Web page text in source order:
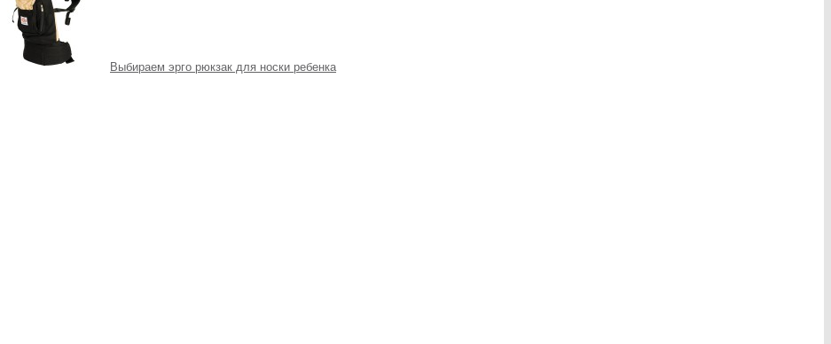
Выбираем эрго рюкзак для носки ребенка